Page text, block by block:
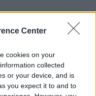
Center
cookies on your
collected
or your device, and is
you expect it to and to